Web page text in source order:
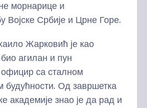
морнарице и
Војске Србије и Црне Горе.
Жарковић је као
агилан и пун
официр са сталном
будућности. Од завршетка
академије знао је да рад и